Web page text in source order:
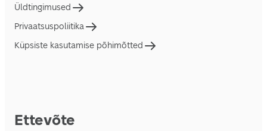
Üldtingimused
Privaatsuspoliitika
Küpsiste kasutamise põhimõtted
Ettevõte